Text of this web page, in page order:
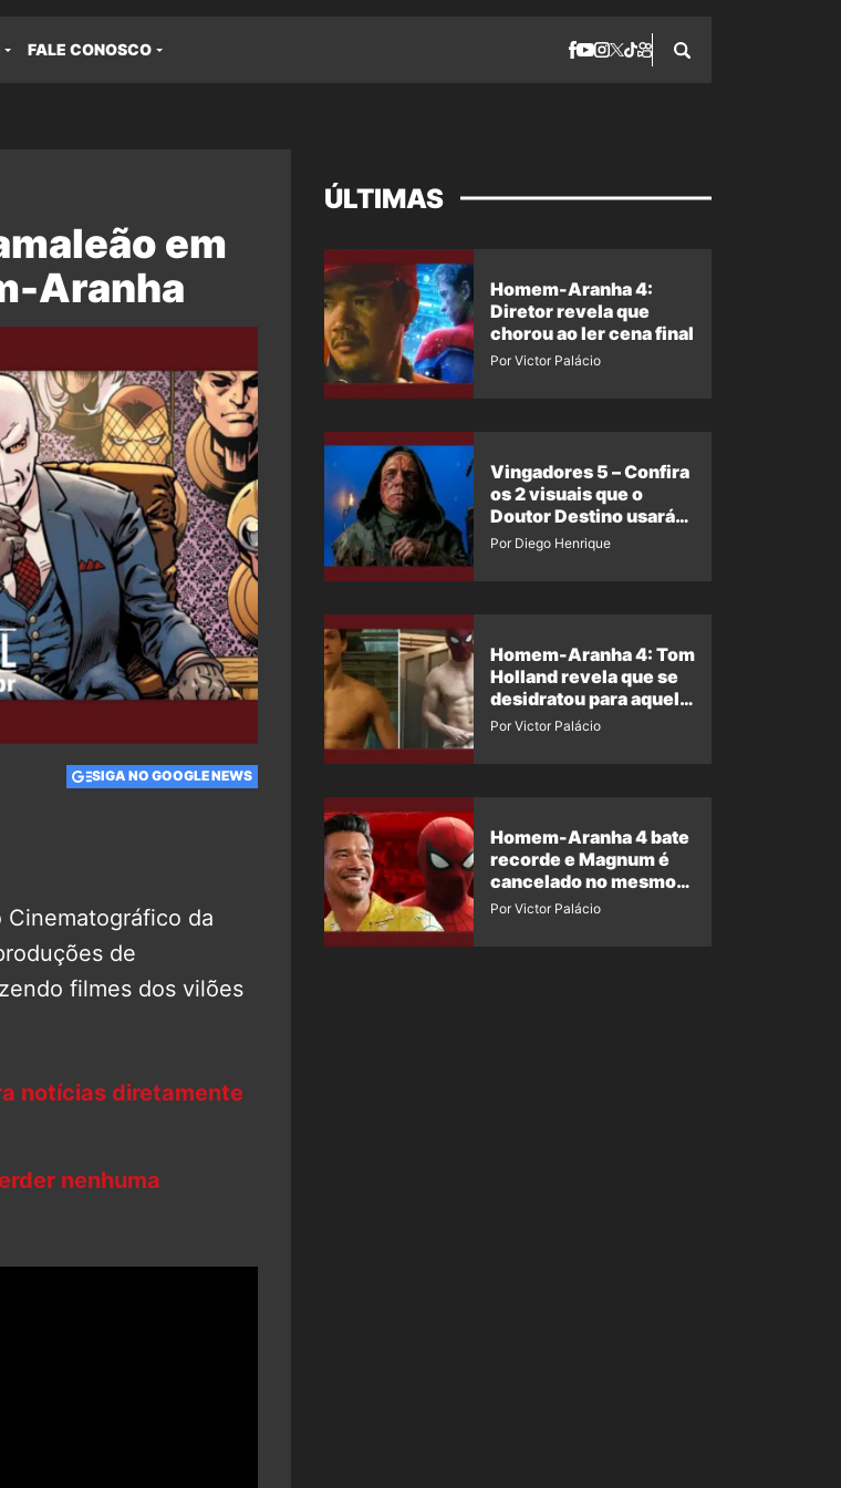
FALE CONOSCO
em
Aranha
SIGA NO GOOGLE NEWS
Cinematográfico da
de
filmes dos vilões
notícias diretamente
nenhuma
ÚLTIMAS
Homem-Aranha 4:
Diretor revela que
chorou ao ler cena final
Por Victor Palácio
Vingadores 5 – Confira
os 2 visuais que o
Doutor Destino usará
no filme
Por Diego Henrique
Homem-Aranha 4: Tom
Holland revela que se
desidratou para aquela
cena
Por Victor Palácio
Homem-Aranha 4 bate
recorde e Magnum é
cancelado no mesmo
dia – diretor se
Por Victor Palácio